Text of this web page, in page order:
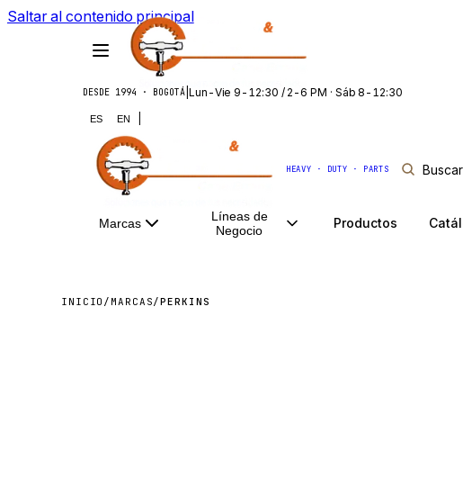
Saltar al contenido principal
DESDE 1994 · BOGOTÁ Lun-Vie 9-12:30 / 2-6 PM · Sáb 8-12:30
ES EN
HEAVY · DUTY · PARTS
Marcas
Líneas de
Negocio
Productos
INICIO / MARCAS/PERKINS